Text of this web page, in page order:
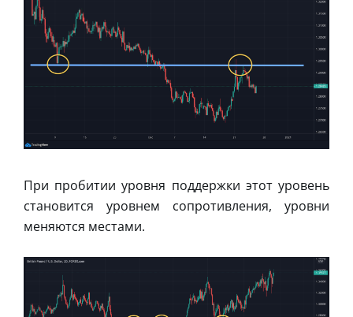
При пробитии уровня поддержки этот уровень
становится уровнем сопротивления, уровни
меняются местами.